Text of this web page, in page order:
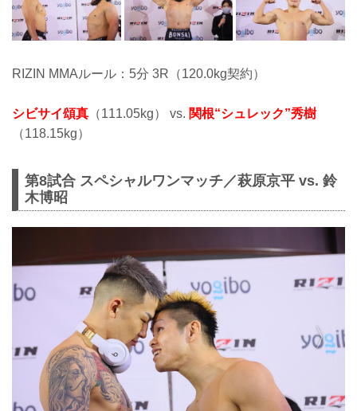
RIZIN MMAルール：5分 3R（120.0kg契約）
シビサイ頌真 （111.05kg） vs. 関根“シュレック”秀樹
（118.15kg）
第8試合 スペシャルワンマッチ／萩原京平 vs. 鈴
木博昭